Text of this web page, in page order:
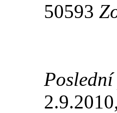
50593